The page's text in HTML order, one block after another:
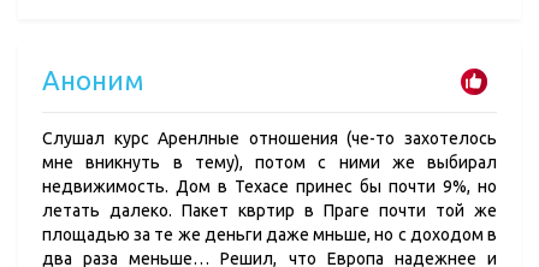
Аноним
Слушал курс Аренлные отношения (че-то захотелось
мне вникнуть в тему), потом с ними же выбирал
недвижимость. Дом в Техасе принес бы почти 9%, но
летать далеко. Пакет квртир в Праге почти той же
площадью за те же деньги даже мньше, но с доходом в
два раза меньше… Решил, что Европа надежнее и